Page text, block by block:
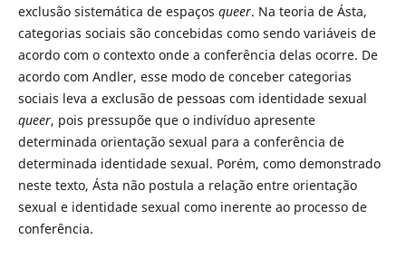
exclusão sistemática de espaços queer. Na teoria de Ásta,
categorias sociais são concebidas como sendo variáveis de
acordo com o contexto onde a conferência delas ocorre. De
acordo com Andler, esse modo de conceber categorias
sociais leva a exclusão de pessoas com identidade sexual
queer, pois pressupõe que o indivíduo apresente
determinada orientação sexual para a conferência de
determinada identidade sexual. Porém, como demonstrado
neste texto, Ásta não postula a relação entre orientação
sexual e identidade sexual como inerente ao processo de
conferência.